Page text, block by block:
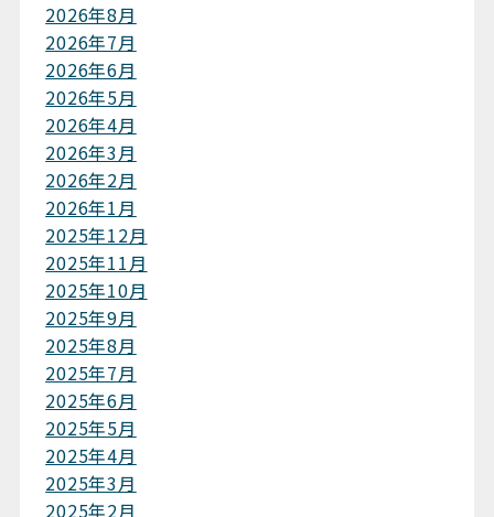
2026年8月
2026年7月
2026年6月
2026年5月
2026年4月
2026年3月
2026年2月
2026年1月
2025年12月
2025年11月
2025年10月
2025年9月
2025年8月
2025年7月
2025年6月
2025年5月
2025年4月
2025年3月
2025年2月